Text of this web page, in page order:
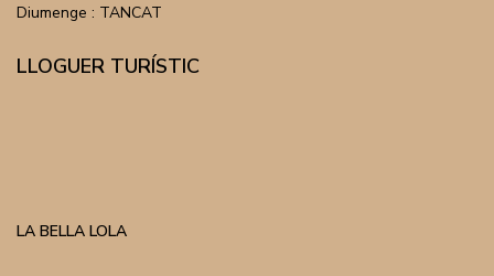
Diumenge : TANCAT
LLOGUER TURÍSTIC
LA BELLA LOLA